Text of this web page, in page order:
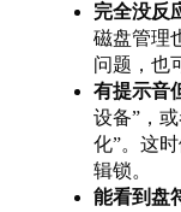
完全没反
磁盘管理
问题，也
有提示音
设备”，
化”。这
辑锁。
能看到盘